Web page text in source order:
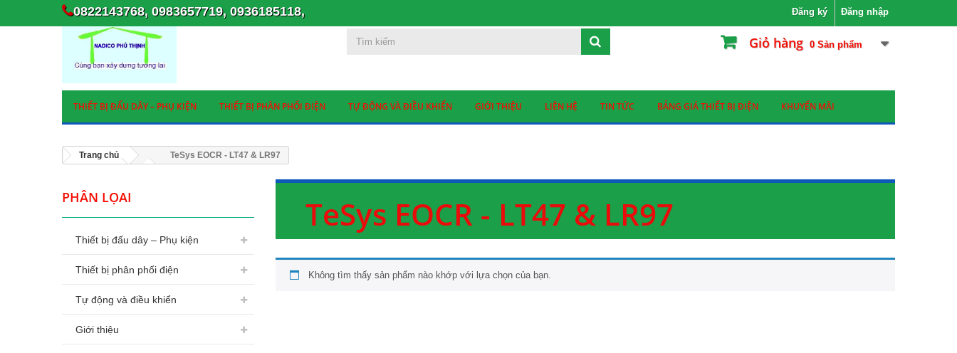
0822143768, 0983657719, 0936185118, Đăng nhập
Đăng ký
Giỏ hàng 0 Sản phẩm
THIẾT BỊ ĐẤU DÂY – PHỤ KIỆN THIẾT BỊ PHÂN PHỐI ĐIỆN TỰ ĐỘNG VÀ ĐIỀU KHIỂN GIỚI THIỆU LIÊN HỆ TIN TỨC BẢNG GIÁ THIẾT BỊ ĐIỆN KHUYẾN MÃI
Trang chủ TeSys EOCR - LT47 & LR97
PHÂN LỌAI
Thiết bị đấu dây – Phụ kiện
Thiết bị phân phối điện
Tự động và điều khiển
Giới thiệu
TeSys EOCR - LT47 & LR97
Không tìm thấy sản phẩm nào khớp với lựa chọn của bạn.